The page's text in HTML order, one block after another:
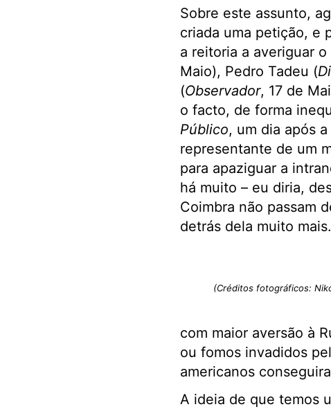
Sobre este assunto,
criada uma petição, e
a reitoria a averiguar
Maio), Pedro Tadeu (
(Observador, 17 de
o facto, de forma
Público, um dia após
representante de um
para apaziguar a
há muito – eu diria,
Coimbra não passam
detrás dela muito mais.
(Créditos fotográficos:
com maior aversão à
ou fomos invadidos
americanos
A ideia de que temos